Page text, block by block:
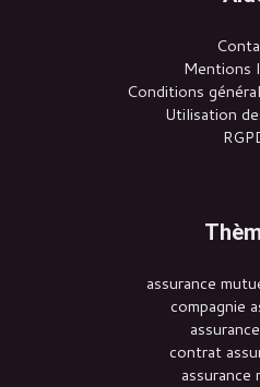
Mentions
Conditions
Utilisation
assurance
compagnie
contrat
assurance